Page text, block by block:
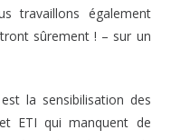
travaillons également
sûrement ! – sur un
la sensibilisation des
ETI qui manquent de